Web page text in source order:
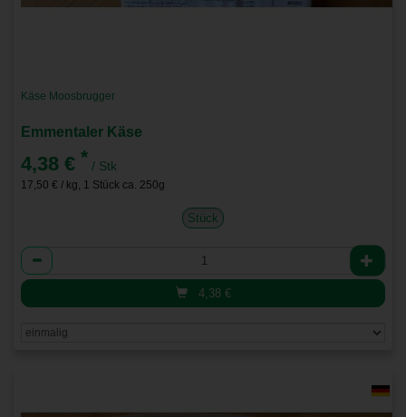
Käse Moosbrugger
Emmentaler Käse
4,38 € * / Stk
17,50 € / kg, 1 Stück ca. 250g
Stück
Anzahl
4,38 €